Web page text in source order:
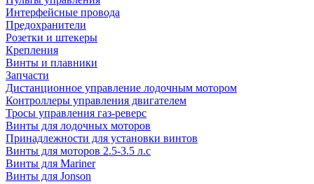
Интерфейсные провода
Предохранители
Розетки и штекеры
Крепления
Винты и плавники
Запчасти
Дистанционное управление лодочным мотором
Контроллеры управления двигателем
Тросы управления газ-реверс
Винты для лодочных моторов
Принадлежности для установки винтов
Винты для моторов 2.5-3.5 л.с
Винты для Mariner
Винты для Jonson